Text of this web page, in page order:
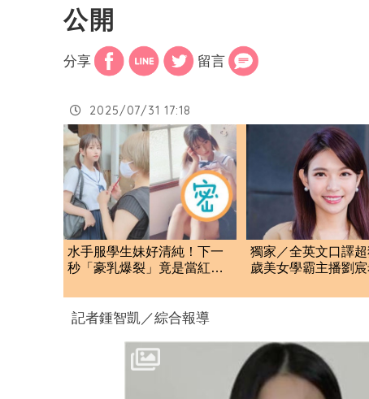
公開
分享 留言
2025/07/31 17:18
水手服學生妹好清純！下一
秒「豪乳爆裂」竟是當紅寫
獨家／全英文口譯
歲美女學霸主播劉
記者鍾智凱／綜合報導